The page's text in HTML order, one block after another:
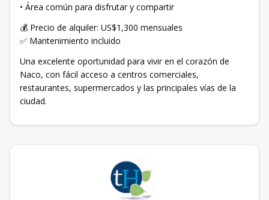
• Área común para disfrutar y compartir
💰 Precio de alquiler: US$1,300 mensuales
✅ Mantenimiento incluido
Una excelente oportunidad para vivir en el corazón de
Naco, con fácil acceso a centros comerciales,
restaurantes, supermercados y las principales vías de la
ciudad.